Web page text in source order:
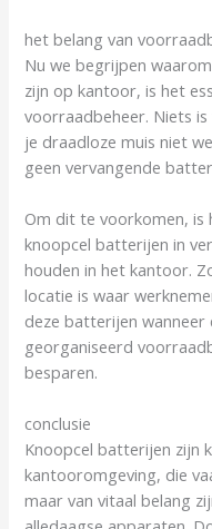
het belang van
Nu we begrijpen
zijn op kantoor, is het
voorraadbeheer. Niets
je draadloze muis niet
geen vervangende
Om dit te voorkomen, is
knoopcel batterijen in
houden in het kantoor.
locatie is waar
deze batterijen wanneer
georganiseerd
besparen.
conclusie
Knoopcel batterijen zijn
kantooromgeving, die
maar van vitaal belang